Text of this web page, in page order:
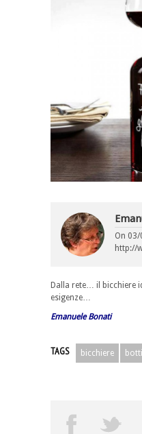
On 03/
http://
Dalla rete… il bicchiere
esigenze…
Emanuele Bonati
TAGS bicchiere